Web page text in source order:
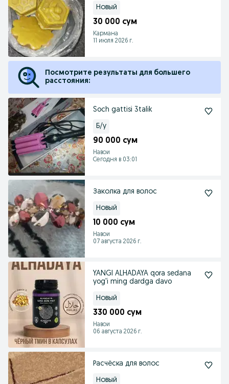
Новый
30 000 сум
Кармана
11 июля 2026 г.
Посмотрите результаты для большего
расстояния:
Soch gattisi 3talik
Б/у
90 000 сум
Навои
Сегодня в 03:01
Заколка для волос
Новый
10 000 сум
Навои
07 августа 2026 г.
YANGI ALHADAYA qora sedana
yog'i ming dardga davo
Новый
330 000 сум
Навои
06 августа 2026 г.
Расчёска для волос
Новый